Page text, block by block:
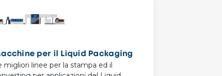
per il Liquid Packaging
migliori linee per la stampa ed il